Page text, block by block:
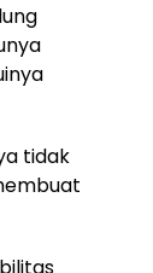
tidak